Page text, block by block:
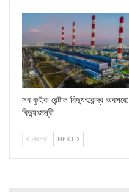
সব কুইক রেন্টাল বিদ্যুৎকেন্দ্র অবসরে:
বিদ্যুৎমন্ত্রী
PREV NEXT